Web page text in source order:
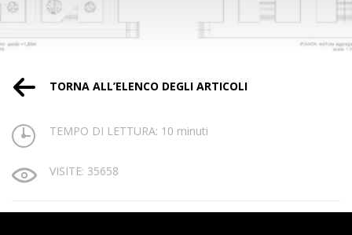
TORNA ALL’ELENCO DEGLI ARTICOLI
TEMPO DI LETTURA: 10 minuti
VISITE: 35658